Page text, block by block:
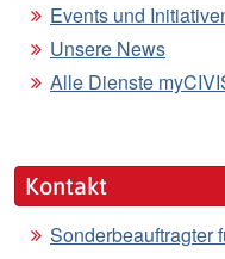
Events und
Unsere News
Alle Dienste
Kontakt
Sonderbeauftragter